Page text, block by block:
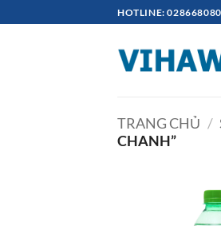
qua
HOTLINE:
TRANG CHỦ /
CHANH”